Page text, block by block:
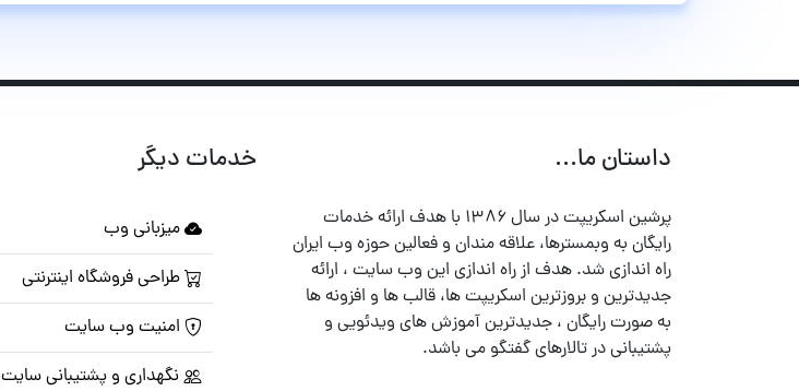
داستان ما...
پرشین اسکریپت در سال ۱۳۸۶ با هدف ارائه خدمات
رایگان به وبمسترها، علاقه مندان و فعالین حوزه وب ایران
راه اندازی شد. هدف از راه اندازی این وب سایت ، ارائه
جدیدترین و بروزترین اسکریپت ها، قالب ها و افزونه ها
به صورت رایگان ، جدیدترین آموزش های ویدئویی و
پشتیبانی در تالارهای گفتگو می باشد.
خدمات دیگر
میزبانی وب
طراحی فروشگاه اینترنتی
امنیت وب سایت
نگهداری و پشتیبانی سایت